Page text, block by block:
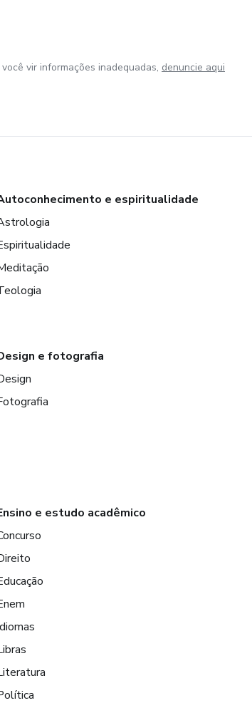
vir informações inadequadas, denuncie aqui
e espiritualidade
e fotografia
e estudo acadêmico